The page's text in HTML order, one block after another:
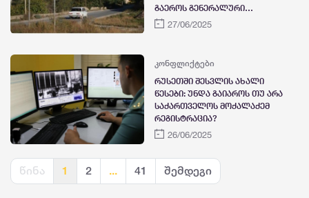
გაეროს გენერალური
ასამბლეის სხდომებში,
27/06/2025
კონფლიქტები
რუსეთში შესვლის ახალი
წესები: უნდა გაიაროს თუ არა
საქართველოს მოქალაქემ
რეგისტრაცია?
26/06/2025
წინა 1 2 ... 41 შემდეგი